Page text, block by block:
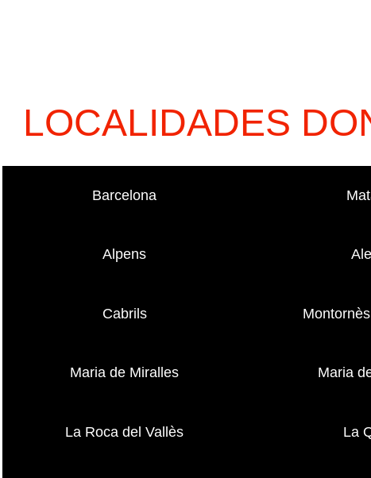
LOCALIDADES
Barcelona
Alpens
Cabrils
Maria de Miralles Maria
La Roca del Vallès La